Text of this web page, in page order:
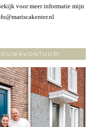
voor meer informatie mijn